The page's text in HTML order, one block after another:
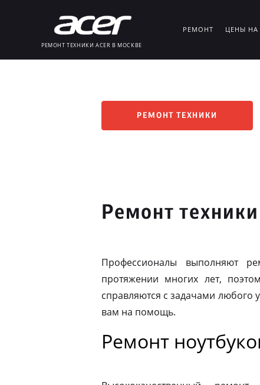
РЕМОНТ ТЕХНИКИ ACER В МОСКВЕ
РЕМОНТ ЦЕНЫ
РЕМОНТ ТЕХНИКИ
Ремонт
Профессионалы выполняют
протяжении многих лет,
справляются с задачами любого
вам на помощь.
Ремонт